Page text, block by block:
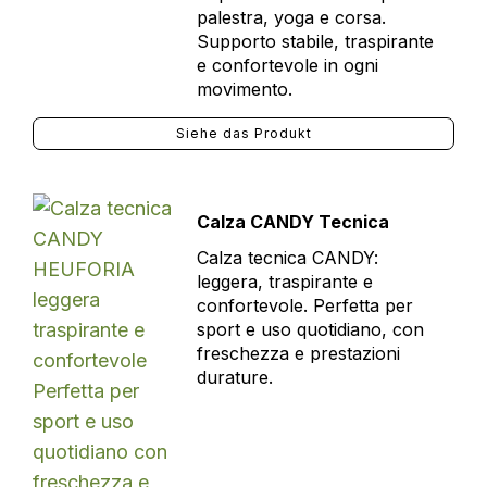
palestra, yoga e corsa.
Supporto stabile, traspirante
e confortevole in ogni
movimento.
Siehe das Produkt
Calza CANDY Tecnica
Calza tecnica CANDY:
leggera, traspirante e
confortevole. Perfetta per
sport e uso quotidiano, con
freschezza e prestazioni
durature.